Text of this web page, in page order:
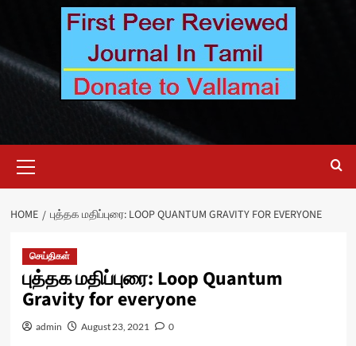
Menu
HOME புத்தக மதிப்புரை: LOOP QUANTUM GRAVITY FOR EVERYONE
செய்திகள்
புத்தக மதிப்புரை: Loop Quantum
Gravity for everyone
admin August 23, 2021 0